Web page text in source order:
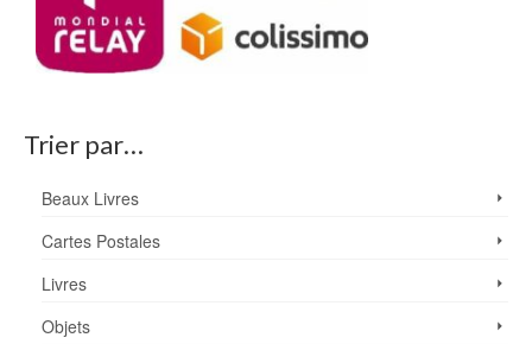
Trier par…
Beaux Livres
Cartes Postales
Livres
Objets